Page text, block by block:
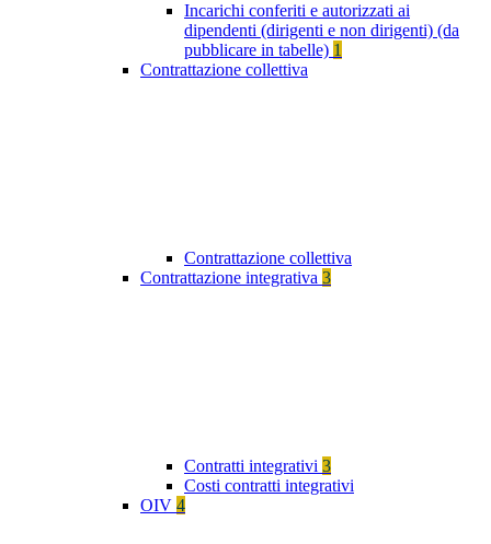
Incarichi conferiti e autorizzati ai
dipendenti (dirigenti e non dirigenti) (da
pubblicare in tabelle) 1
Contrattazione collettiva
Contrattazione collettiva
Contrattazione integrativa 3
Contratti integrativi 3
Costi contratti integrativi
OIV 4